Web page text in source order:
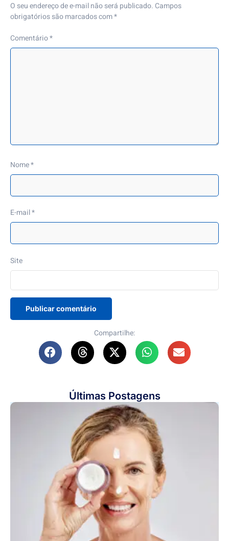
O seu endereço de e-mail não será publicado. Campos
obrigatórios são marcados com*
Comentário*
Nome*
E-mail*
Site
Compartilhe:
Últimas Postagens